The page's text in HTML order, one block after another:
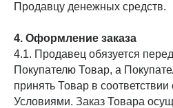
Продавцу денежных средств.
4. Оформление заказа
4.1. Продавец обязуется
Покупателю Товар, а
принять Товар в
Условиями. Заказ Товара